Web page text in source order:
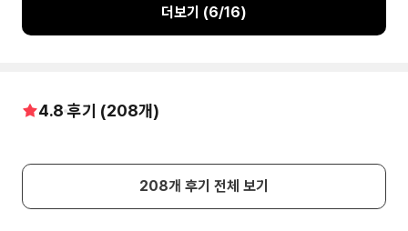
더보기 (6/16)
4.8 후기 (208개)
208개 후기 전체 보기